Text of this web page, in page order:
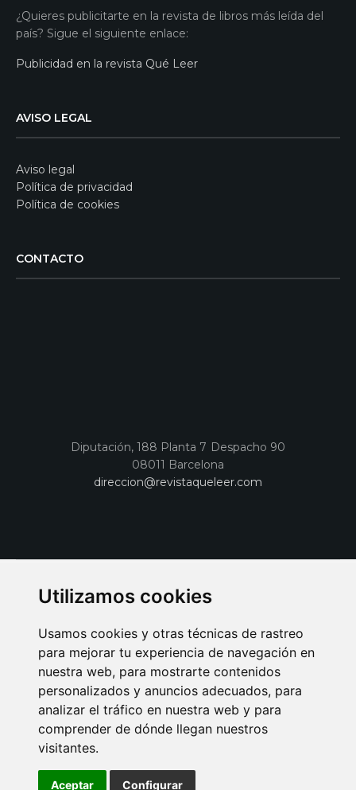
Utilizamos cookies
Usamos cookies y otras técnicas de rastreo
para mejorar tu experiencia de navegación en
nuestra web, para mostrarte contenidos
personalizados y anuncios adecuados, para
analizar el tráfico en nuestra web y para
comprender de dónde llegan nuestros
visitantes.
Aceptar Configurar
¿Quieres publicitarte en la revista de libros más leída del
país? Sigue el siguiente enlace:
Publicidad en la revista Qué Leer
AVISO LEGAL
Aviso legal
Política de privacidad
Política de cookies
CONTACTO
Diputación, 188 Planta 7 Despacho 90
08011 Barcelona
direccion@revistaqueleer.com
AVISO LEGAL POLITICA DE COOKIES
POLITICA DE PRIVACIDAD
PUBLICIDAD EN LA REVISTA QUÉ LEER
SORTEO-PREESTRENOS
SUSCRIPCIONES
Connecor Revistas